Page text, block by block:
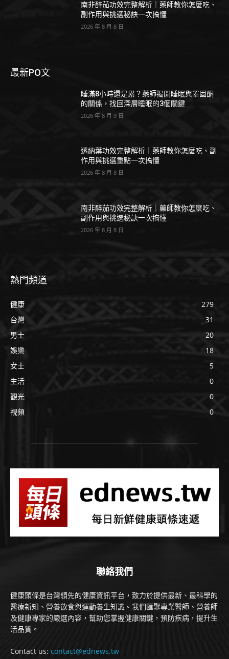
南非醉茄功效完整解析｜藥師教你怎麼吃、
副作用與挑選秘訣一次搞懂
2026 年 8 月 8 日
最新PO文
睡滿8小時還是累？藥師揭開睡眠與睪固酮
的關係，找回深層睡眠的3個關鍵
2026 年 8 月 9 日
透納葉功效完整解析｜藥師教你怎麼吃、副
作用與挑選重點一次搞懂
2026 年 8 月 8 日
南非醉茄功效完整解析｜藥師教你怎麼吃、
副作用與挑選秘訣一次搞懂
2026 年 8 月 8 日
熱門頻道
健康
279
台灣
31
男士
20
娛樂
18
女士
5
生活
0
觀光
0
視頻
0
聯絡我們
健康頭條是台灣領先的健康資訊平台，致力於提供最新、最科學的
醫療新知、營養飲食與運動養生知識。我們匯聚專業醫師、營養師
及健康專家的嚴選內容，幫助您掌握健康關鍵，預防疾病，提升生
活品質。
Contact us: contact@ednews.tw